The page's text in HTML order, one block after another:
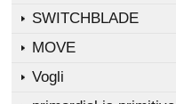
SWITCHBLADE
MOVE
Vogli